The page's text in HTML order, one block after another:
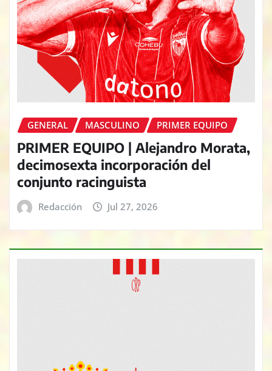
GENERAL MASCULINO PRIMER EQUIPO
PRIMER EQUIPO | Alejandro Morata,
decimosexta incorporación del
conjunto racinguista
Redacción Jul 27, 2026